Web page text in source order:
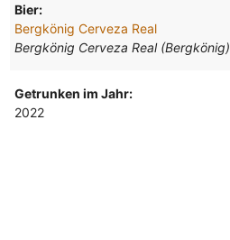
Bier:
Bergkönig Cerveza Real
Bergkönig Cerveza Real (Bergkönig)
Getrunken im Jahr:
2022